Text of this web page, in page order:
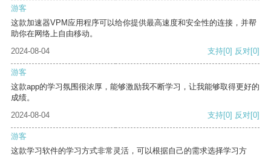
游客
这款加速器VPM应用程序可以给你提供最高速度和安全性的连接，并帮
助你在网络上自由移动。
2024-08-04
支持[0] 反对[0]
游客
这款app的学习氛围很浓厚，能够激励我不断学习，让我能够取得更好的
成绩。
2024-08-04
支持[0] 反对[0]
游客
这款学习软件的学习方式非常灵活，可以根据自己的需求选择学习方